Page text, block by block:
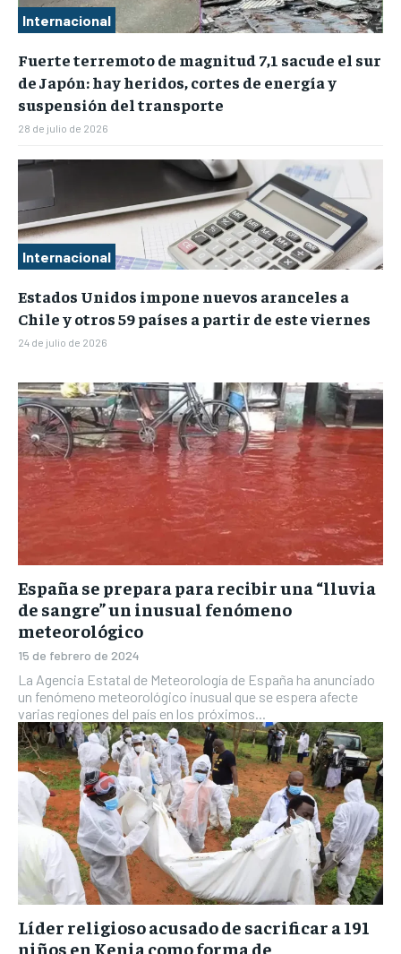
Internacional
Fuerte terremoto de magnitud 7,1 sacude el sur
de Japón: hay heridos, cortes de energía y
suspensión del transporte
28 de julio de 2026
Internacional
Estados Unidos impone nuevos aranceles a
Chile y otros 59 países a partir de este viernes
24 de julio de 2026
España se prepara para recibir una “lluvia
de sangre” un inusual fenómeno
meteorológico
15 de febrero de 2024
La Agencia Estatal de Meteorología de España ha anunciado
un fenómeno meteorológico inusual que se espera afecte
varias regiones del país en los próximos...
Líder religioso acusado de sacrificar a 191
niños en Kenia como forma de